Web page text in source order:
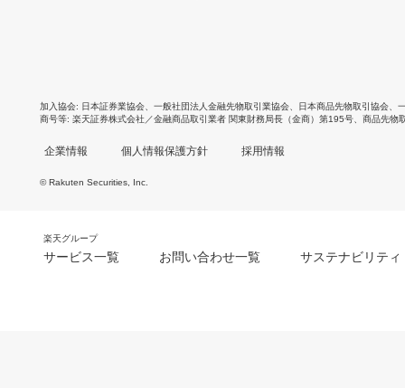
加入協会 日本証券業協会 一般社団法人金融先物取引業協会 日本商品先物取引協会
商号等 楽天証券株式会社／金融商品取引業者 関東財務局長（金商）第195号、商品先物
企業情報 個人情報保護方針 採用情報
© Rakuten Securities, Inc.
楽天グループ
サービス一覧 お問い合わせ一覧 サステナビリティ